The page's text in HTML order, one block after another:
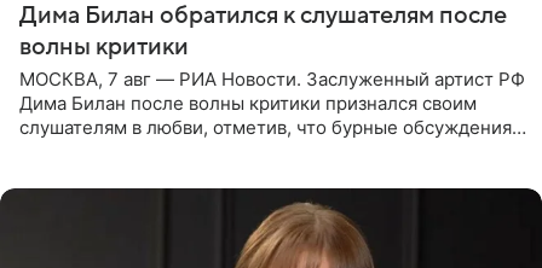
Дима Билан обратился к слушателям после
волны критики
МОСКВА, 7 авг — РИА Новости. Заслуженный артист РФ
Дима Билан после волны критики признался своим
слушателям в любви, отметив, что бурные обсуждения